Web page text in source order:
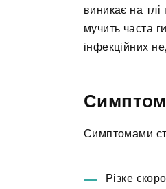
виникає на
мучить часта
інфекційних
Симптомами
Різке